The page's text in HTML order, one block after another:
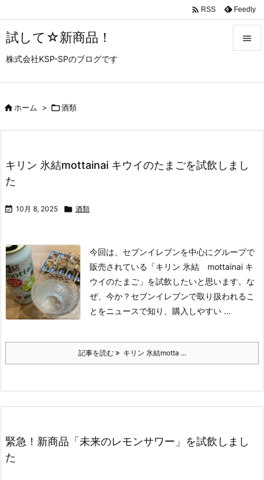
試して☆新商品！
株式会社KSP-SPのブログです

次へ
 RSS Feedly
ホーム > 酒類
キリン 氷結mottainai キウイのたまごを試飲しまし
た
 10月 8, 2025  酒類
今回は、セブンイレブンを中心にグループで
販売されている 「キリン 氷結 mottainai キ
ウイのたまご」を試飲したいと思います。 な
ぜ、今か？ セブンイレブンで取り扱われるこ
とをニュースで知り、購入しやすい ...
記事を読む キリン 氷結motta ...
緊急！新商品「未来のレモンサワー」を試飲しまし
た